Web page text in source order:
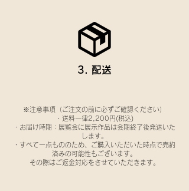
3. 配送
※注意事項（ご注文の前に必ずご確認ください）
・送料一律2,200円(税込)
・お届け時期：展覧会に展示作品は会期終了後発送いた
します。
・すべて一点もののため、ご購入いただいた時点で売約
済みの可能性もございます。
その際はご返金対応をさせていただきます。